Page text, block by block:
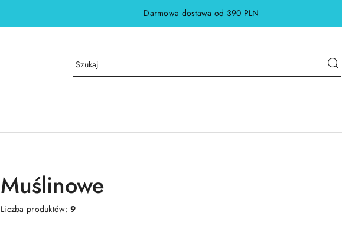
Darmowa dostawa od 390 PLN
Muślinowe
Liczba produktów:9